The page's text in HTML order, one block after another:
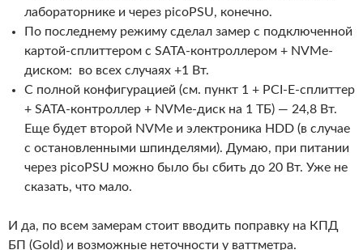
лабораторнике и через picoPSU, конечно.
По последнему режиму сделал замер с подключенной
картой-сплиттером с SATA-контроллером + NVMe-
диском: во всех случаях +1 Вт.
С полной конфигурацией (см. пункт 1 + PCI-E-сплиттер
+ SATA-контроллер + NVMe-диск на 1 ТБ) — 24,8 Вт.
Еще будет второй NVMe и электроника HDD (в случае
с остановленными шпинделями). Думаю, при питании
через picoPSU можно было бы сбить до 20 Вт. Уже не
сказать, что мало.
И да, по всем замерам стоит вводить поправку на КПД
БП (Gold) и возможные неточности у ваттметра.